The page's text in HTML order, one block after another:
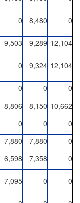
0 8,480 0
9,503 9,289 12,104
0 9,324 12,104
0 0 0
8,806 8,150 10,662
0 0 0
7,880 7,880 0
6,598 7,358 0
7,095 0 0